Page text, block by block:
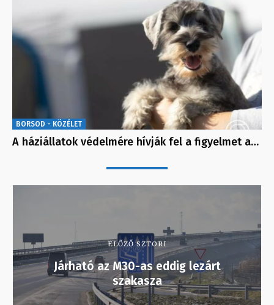
BORSOD - KÖZÉLET
A háziállatok védelmére hívják fel a figyelmet a…
ELŐZŐ SZTORI
Járható az M30-as eddig lezárt
szakasza